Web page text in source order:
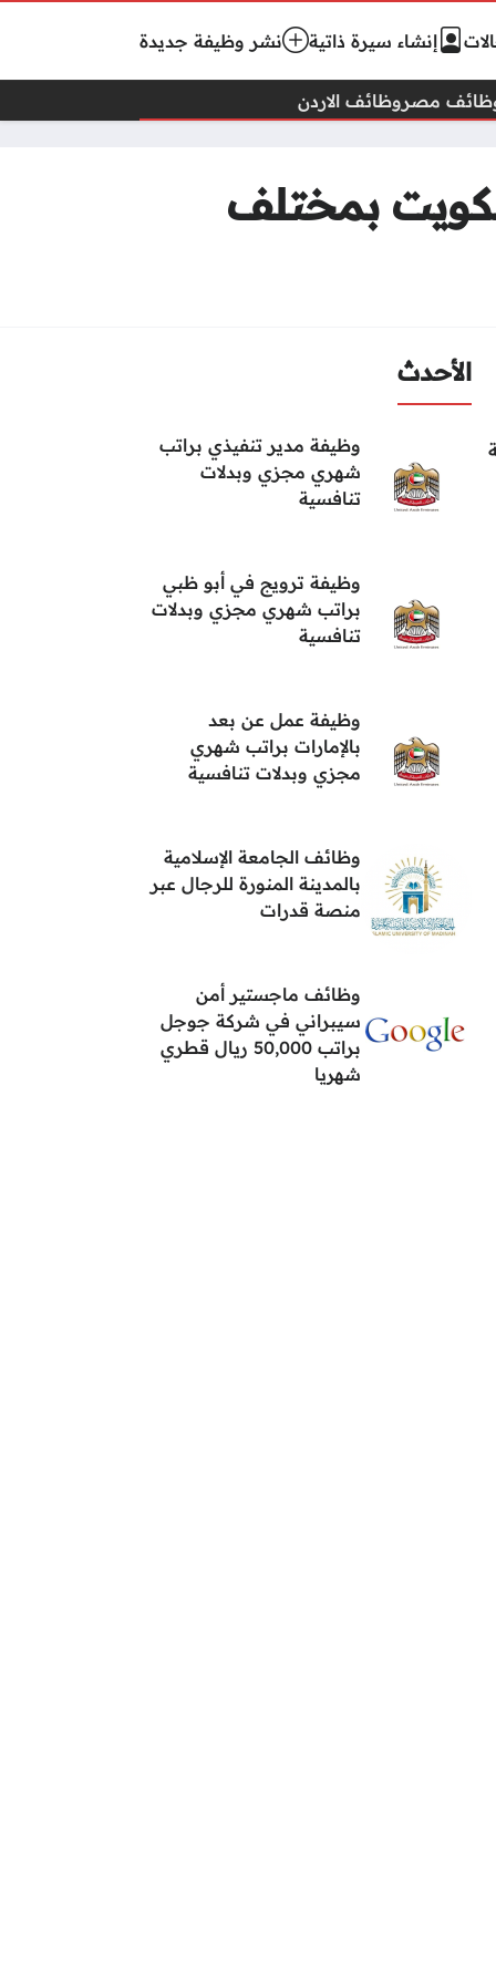
إنشاء سيرة ذاتية نشر وظيفة جديدة
مصروظائف الاردن
بمختلف
الأحدث
وظيفة مدير تنفيذي براتب
شهري مجزي وبدلات
تنافسية
وظيفة ترويج في أبو ظبي
براتب شهري مجزي وبدلات
تنافسية
وظيفة عمل عن بعد
بالإمارات براتب شهري
مجزي وبدلات تنافسية
وظائف الجامعة الإسلامية
بالمدينة المنورة للرجال عبر
منصة قدرات
وظائف ماجستير أمن
سيبراني في شركة جوجل
براتب 50,000 ريال قطري
شهريا